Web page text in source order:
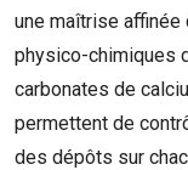
une maîtrise
physico-chimiques
carbonates de
permettent de
des dépôts sur